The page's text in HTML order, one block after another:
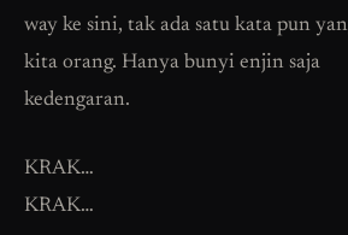
way ke sini, tak ada satu kata pun
kita orang. Hanya bunyi enjin saja
kedengaran.
KRAK…
KRAK…